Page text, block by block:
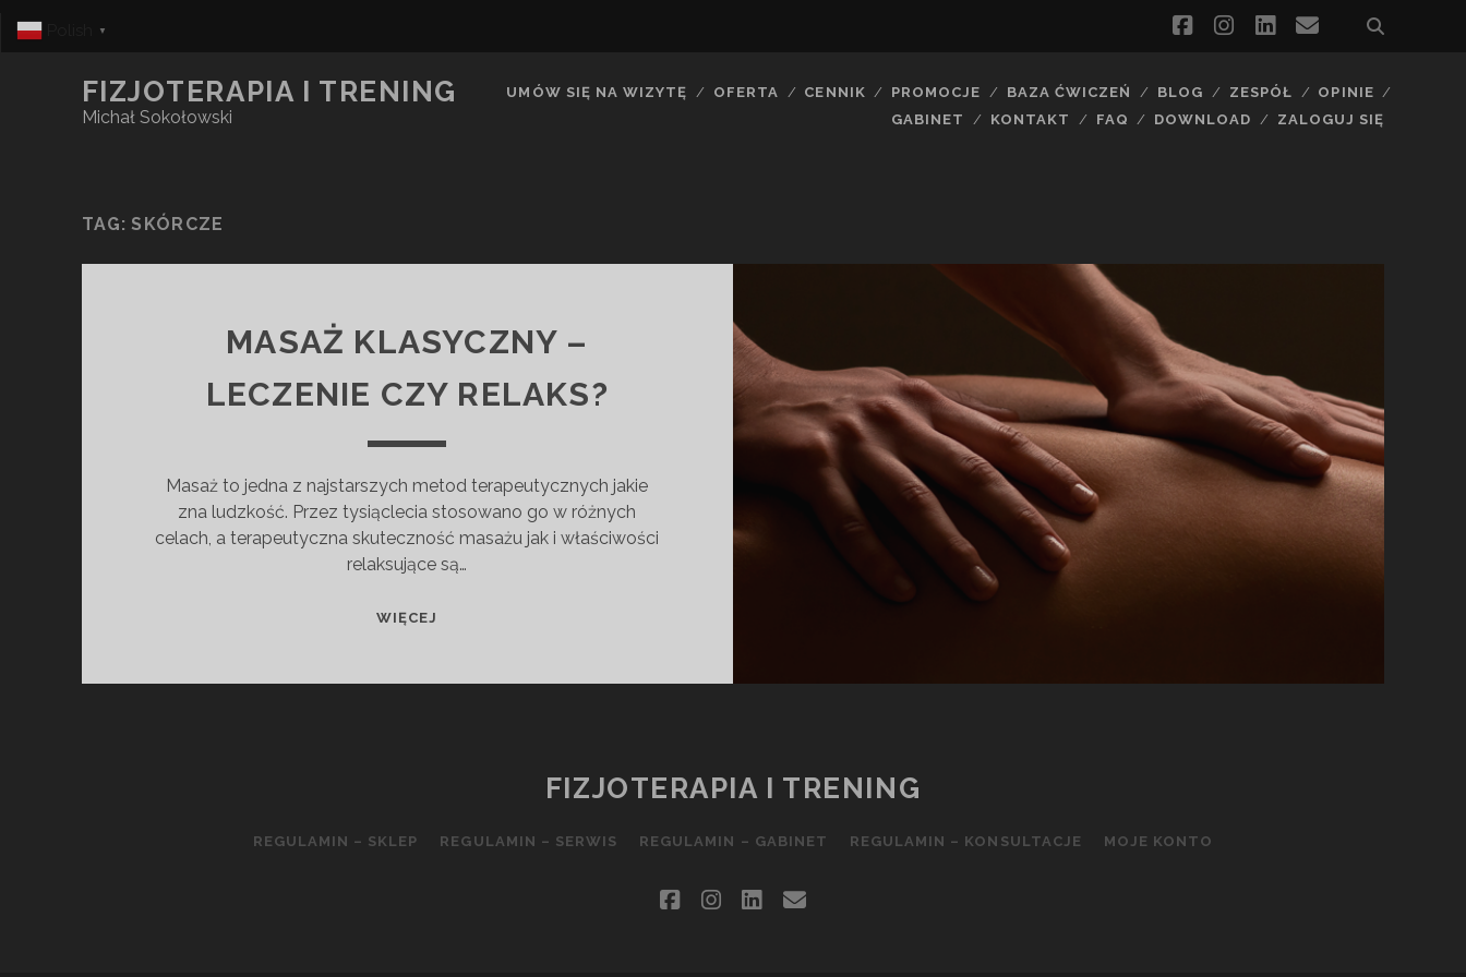
facebookinstagram
linkedinemail
FIZJOTERAPIA I TRENING
Michał Sokołowski
UMÓW SIĘ NA WIZYTĘ OFERTA CENNIK PROMOCJE BAZA ĆWICZEŃ BLOG ZESPÓŁ
OPINIE
GABINET
KONTAKT FAQ DOWNLOAD ZALOGUJ SIĘ
TAG:SKÓRCZE
MASAŻ KLASYCZNY –
LECZENIE CZY RELAKS?
Masaż to jedna z najstarszych metod terapeutycznych jakie
zna ludzkość. Przez tysiąclecia stosowano go w różnych
celach, a terapeutyczna skuteczność masażu jak i właściwości
relaksujące są…
WIĘCEJ
FIZJOTERAPIA I TRENING
REGULAMIN – SKLEP REGULAMIN – SERWIS REGULAMIN – GABINET REGULAMIN – KONSULTACJE MOJE KONTO
facebookinstagram
linkedin
email
▼